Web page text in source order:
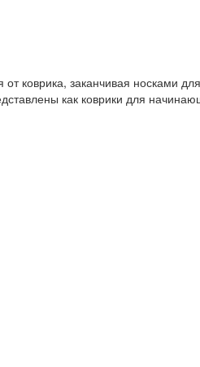
коврика, заканчивая носками
как коврики для